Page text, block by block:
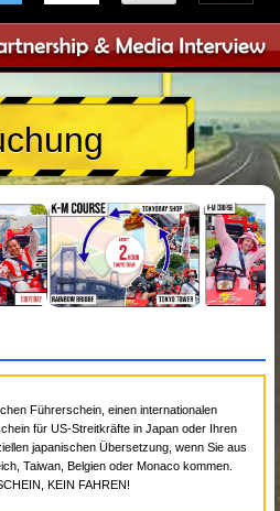
Führerschein, einen internationalen
für US-Streitkräfte in Japan oder Ihren
japanischen Übersetzung, wenn Sie aus
Taiwan, Belgien oder Monaco kommen.
KEIN FAHREN!